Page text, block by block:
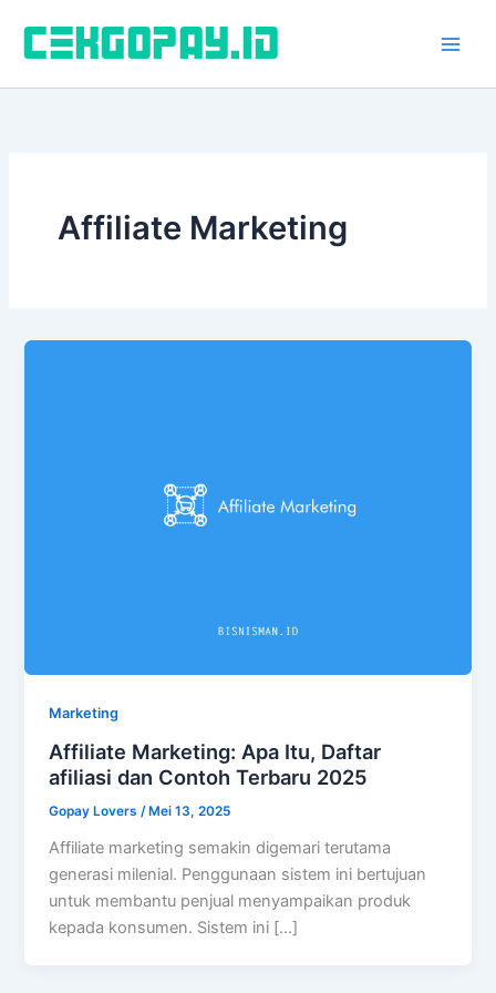
konten
Affiliate Marketing
Marketing
Affiliate Marketing: Apa Itu, Daftar
afiliasi dan Contoh Terbaru 2025
Gopay Lovers/Mei 13, 2025
Affiliate marketing semakin digemari terutama
generasi milenial. Penggunaan sistem ini bertujuan
untuk membantu penjual menyampaikan produk
kepada konsumen. Sistem ini […]